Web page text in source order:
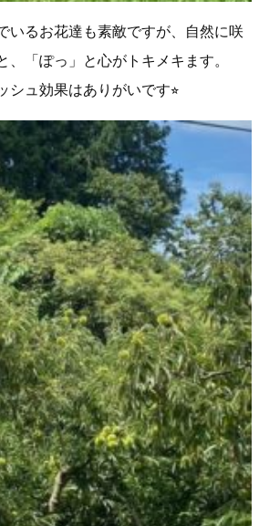
いるお花達も素敵ですが、自然に咲
、「ぽっ」と心がトキメキます。
シュ効果はありがいです⭐︎